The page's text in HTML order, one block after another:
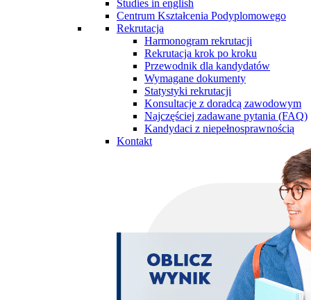
Studies in english
Centrum Kształcenia Podyplomowego
Rekrutacja
Harmonogram rekrutacji
Rekrutacja krok po kroku
Przewodnik dla kandydatów
Wymagane dokumenty
Statystyki rekrutacji
Konsultacje z doradcą zawodowym
Najczęściej zadawane pytania (FAQ)
Kandydaci z niepełnosprawnością
Kontakt